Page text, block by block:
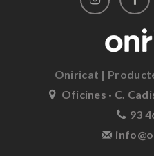
Oniricat |
Oficines · C.
93